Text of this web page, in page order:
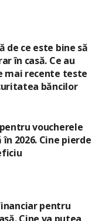
de ce este bine să
în casă. Ce au
mai recente teste
băncilor
voucherele
2026. Cine pierde
pentru